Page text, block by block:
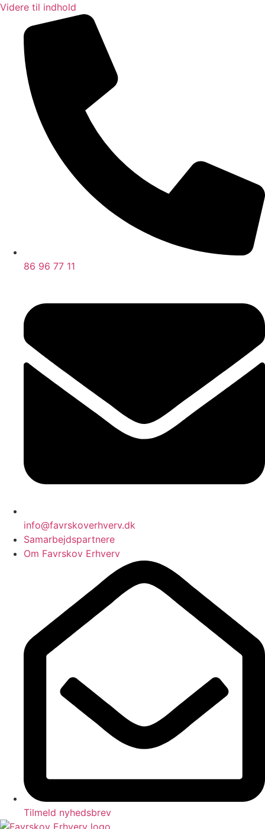
Videre til indhold
86 96 77 11
info@favrskoverhverv.dk
Samarbejdspartnere
Om Favrskov Erhverv
Tilmeld nyhedsbrev